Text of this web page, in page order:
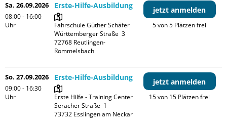
Sa. 26.09.2026
08:00 - 16:00
Uhr
Erste-Hilfe-Ausbildung
Fahrschule Güther Schäfer
Württemberger Straße  3
72768 Reutlingen-
jetzt anmelden
5 von 5 Plätzen frei
So. 27.09.2026
09:00 - 16:30
Uhr
Erste-Hilfe-Ausbildung
Erste Hilfe - Training Center
Seracher Straße  1
jetzt anmelden
15 von 15 Plätzen frei